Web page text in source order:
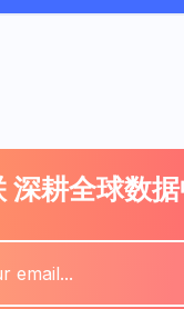
深耕全球数